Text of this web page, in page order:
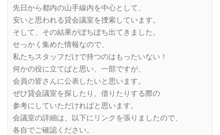
先日から都内の山手線内を中心として、
安いと思われる貸会議室を捜索しています。
そして、その結果がぼちぼち出てきました。
せっかく集めた情報なので、
私たちスタッフだけで持つのはもったいない！
何かの役に立てばと思い、一部ですが、
会員の皆さんに公表したいと思います。
ぜひ貸会議室を探したり、借りたりする際の
参考にしていただければと思います。
会議室の詳細は、以下にリンクを張りましたので、
各自でご確認ください。